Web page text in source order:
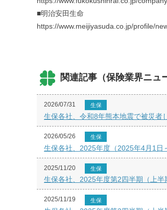
■明治安田生命
https://www.meijiyasuda.co.jp/profile/
関連記事（保険業界ニュ
2026/07/31 生保
生保各社、令和8年熊本地震で被災者
2026/05/26 生保
生保各社、2025年度（2025年4月1日
2025/11/20 生保
生保各社、2025年度第2四半期（上半
2025/11/19 生保